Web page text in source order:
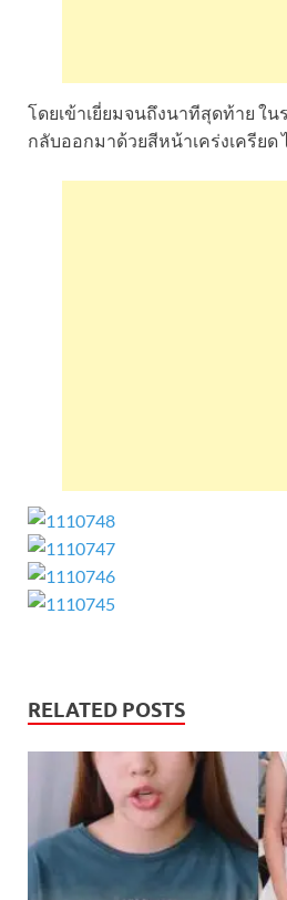
โดยเข้าเยี่ยมจนถึงนาทีสุดท้าย ใน
กลับออกมาด้วยสีหน้าเคร่งเครียด
RELATED POSTS